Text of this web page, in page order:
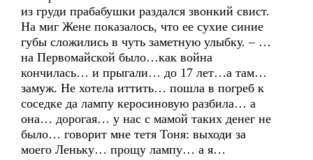
из груди прабабушки раздался звонкий свист.
На миг Жене показалось, что ее сухие синие
губы сложились в чуть заметную улыбку. – …
на Первомайской было…как война
кончилась… и прыгали… до 17 лет…а там…
замуж. Не хотела иттить… пошла в погреб к
соседке да лампу керосиновую разбила… а
она… дорогая… у нас с мамой таких денег не
было… говорит мне тетя Тоня: выходи за
моего Леньку… прощу лампу… а я…